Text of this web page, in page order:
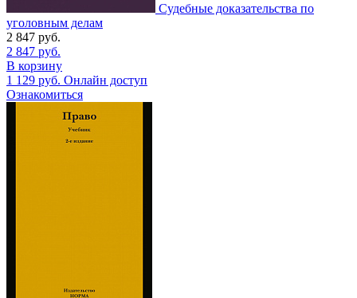
Судебные доказательства по
уголовным делам
2 847 руб.
2 847 руб.
В корзину
1 129 руб. Онлайн доступ
Ознакомиться